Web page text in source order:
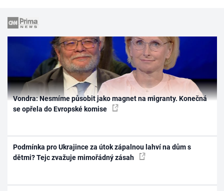
Vondra: Nesmíme působit jako magnet na migranty. Konečná
se opřela do Evropské komise
Podmínka pro Ukrajince za útok zápalnou lahví na dům s
dětmi? Tejc zvažuje mimořádný zásah